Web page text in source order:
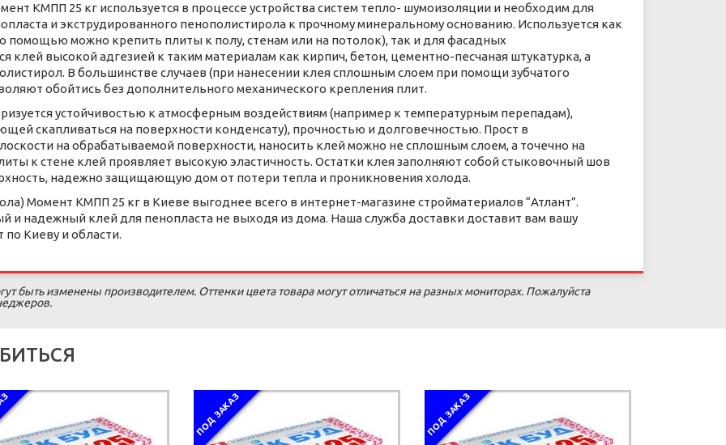
КМПП 25 кг используется в процессе устройства систем тепло- шумоизоляции и необходим для
и экструдированного пенополистирола к прочному минеральному основанию. Используется как
помощью можно крепить плиты к полу, стенам или на потолок), так и для фасадных
клей высокой адгезией к таким материалам как кирпич, бетон, цементно-песчаная штукатурка, а
В большинстве случаев (при нанесении клея сплошным слоем при помощи зубчатого
обойтись без дополнительного механического крепления плит.
устойчивостью к атмосферным воздействиям (например к температурным перепадам),
скапливаться на поверхности конденсату), прочностью и долговечностью. Прост в
на обрабатываемой поверхности, наносить клей можно не сплошным слоем, а точечно на
к стене клей проявляет высокую эластичность. Остатки клея заполняют собой стыковочный шов
надежно защищающую дом от потери тепла и проникновения холода.
Момент КМПП 25 кг в Киеве выгоднее всего в интернет-магазине стройматериалов “Атлант”.
и надежный клей для пенопласта не выходя из дома. Наша служба доставки доставит вам вашу
Киеву и области.
быть изменены производителем. Оттенки цвета товара могут отличаться на разных мониторах. Пожалуйста
ПОД ЗАКАЗ ПОД ЗАКАЗ